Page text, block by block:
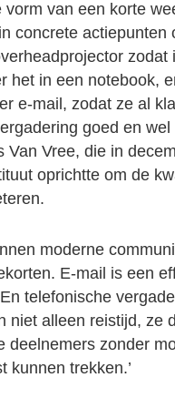
vorm van een korte
concrete actiepunten
zodat
het in een notebook,
e-mail, zodat ze al
goed en
Van Vree, die in
oprichtte om de
moderne
E-mail is een
telefonische
niet alleen reistijd, ze
deelnemers zonder
kunnen trekken.’